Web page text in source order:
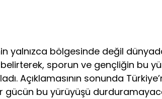
yalnızca bölgesinde değil
sporun ve gençliğin bu
Açıklamasının sonunda
bu yürüyüşü